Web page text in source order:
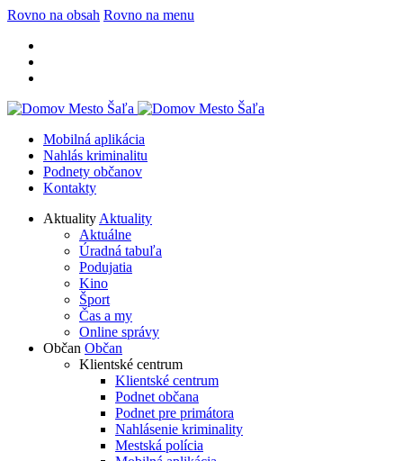
Rovno na obsah Rovno na menu
Mobilná aplikácia
Nahlás kriminalitu
Podnety občanov
Kontakty
Aktuality Aktuality
Aktuálne
Úradná tabuľa
Podujatia
Kino
Šport
Čas a my
Online správy
Občan Občan
Klientské centrum
Klientské centrum
Podnet občana
Podnet pre primátora
Nahlásenie kriminality
Mestská polícia